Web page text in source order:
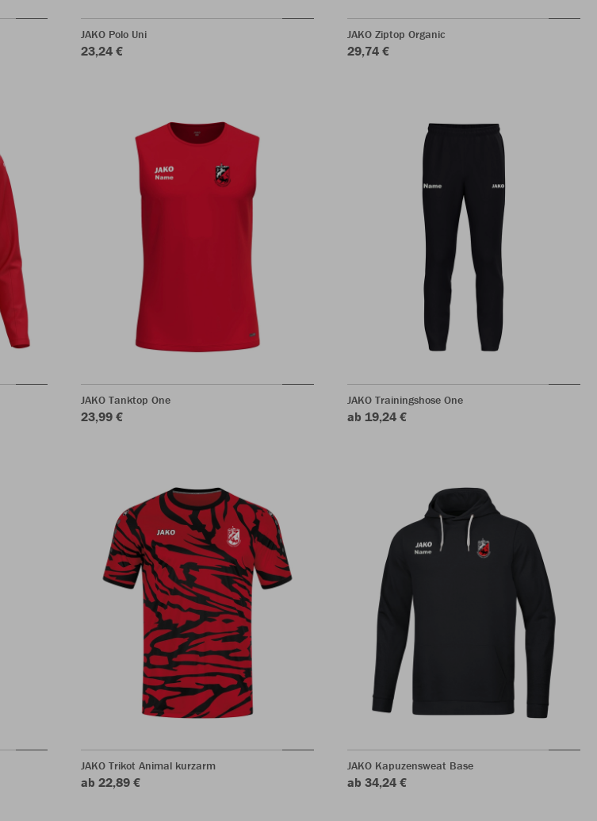
JAKO Polo Uni
23,24 €
JAKO Ziptop Organic
29,74 €
JAKO Tanktop One
23,99 €
JAKO Trainingshose One
ab 19,24 €
JAKO Trikot Animal kurzarm
ab 22,89 €
JAKO Kapuzensweat Base
ab 34,24 €